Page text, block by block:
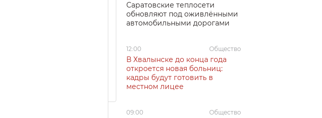
Саратовские теплосети
обновляют под оживлёнными
автомобильными дорогами
12:00 Общество
В Хвалынске до конца года
откроется новая больниц:
кадры будут готовить в
местном лицее
09:00 Общество